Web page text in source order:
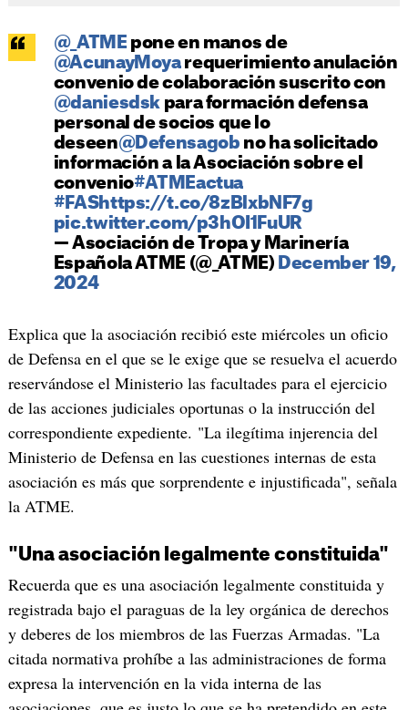
@_ATME pone en manos de
@AcunayMoyarequerimiento anulación
convenio de colaboración suscrito con
@daniesdsk para formación defensa
personal de socios que lo
deseen@Defensagob no ha solicitado
información a la Asociación sobre el
convenio#ATMEactua
#FAShttps://t.co/8zBlxbNF7g
pic.twitter.com/p3hOI1FuUR
— Asociación de Tropa y Marinería
Española ATME (@_ATME) December 19,
2024
Explica que la asociación recibió este miércoles un oficio
de Defensa en el que se le exige que se resuelva el acuerdo
reservándose el Ministerio las facultades para el ejercicio
de las acciones judiciales oportunas o la instrucción del
correspondiente expediente. "La ilegítima injerencia del
Ministerio de Defensa en las cuestiones internas de esta
asociación es más que sorprendente e injustificada", señala
la ATME.
"Una asociación legalmente constituida"
Recuerda que es una asociación legalmente constituida y
registrada bajo el paraguas de la ley orgánica de derechos
y deberes de los miembros de las Fuerzas Armadas. "La
citada normativa prohíbe a las administraciones de forma
expresa la intervención en la vida interna de las